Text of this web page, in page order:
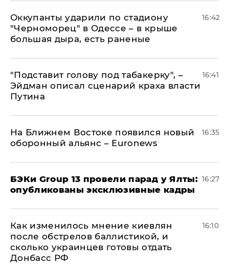
Оккупанты ударили по стадиону
"Черноморец" в Одессе – в крыше
большая дыра, есть раненые
16:42
​"Подставит голову под табакерку", –
Эйдман описал сценарий краха власти
Путина
16:41
На Ближнем Востоке появился новый
оборонный альянс – Euronews
16:35
​БЭКи Group 13 провели парад у Ялты:
опубликованы эксклюзивные кадры
16:27
Как изменилось мнение киевлян
после обстрелов баллистикой, и
сколько украинцев готовы отдать
Донбасс РФ
16:10